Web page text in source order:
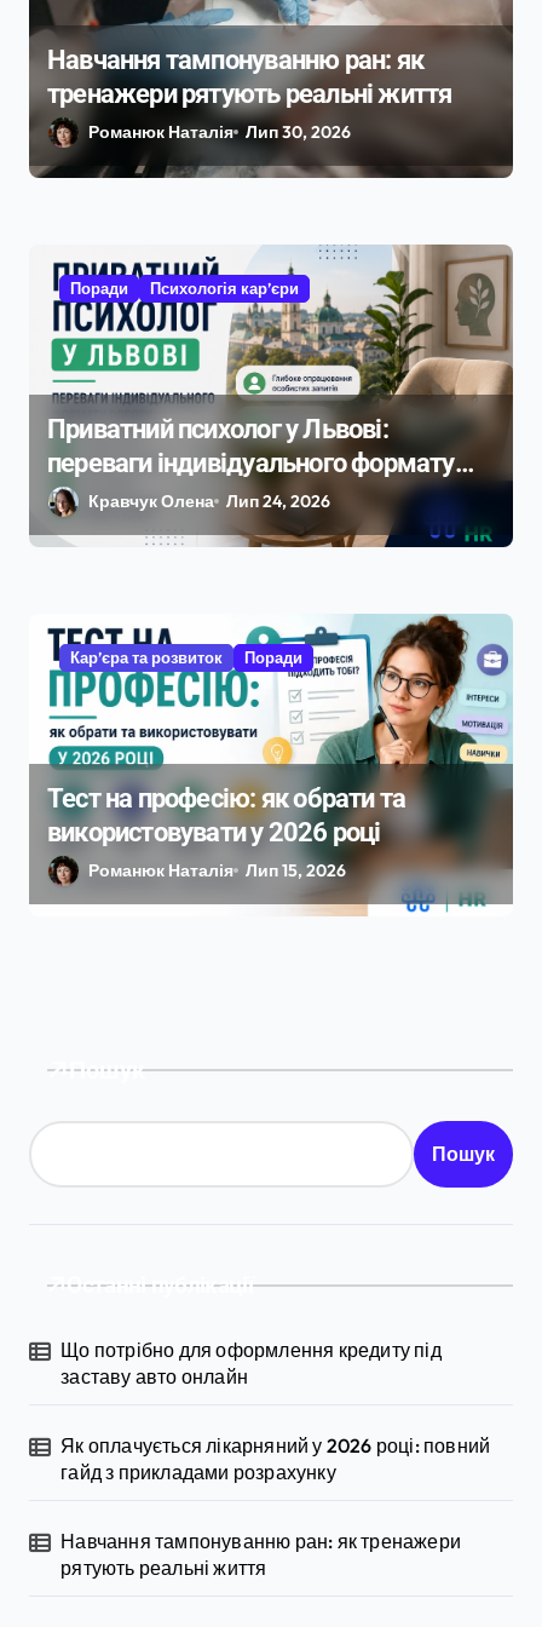
Навчання тампонуванню ран: як
тренажери рятують реальні життя
Романюк Наталія Лип 30, 2026
Поради Психологія кар’єри
Приватний психолог у Львові:
переваги індивідуального формату
роботиКравчук Олена Лип 24, 2026
Кар’єра та розвиток Поради
Тест на професію: як обрати та
використовувати у 2026 році
Романюк Наталія Лип 15, 2026
Пошук
Пошук
Останні публікації
Що потрібно для оформлення кредиту під
заставу авто онлайн
Як оплачується лікарняний у 2026 році: повний
гайд з прикладами розрахунку
Навчання тампонуванню ран: як тренажери
рятують реальні життя